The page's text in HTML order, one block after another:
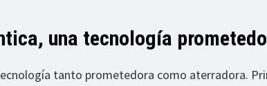
una tecnología
tanto prometedora como aterradora.